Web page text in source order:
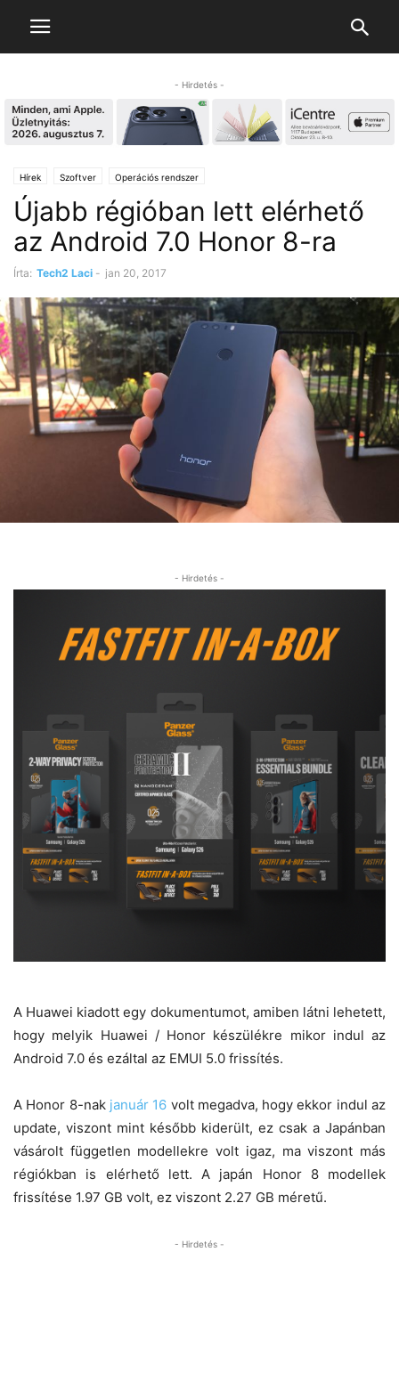
- Hirdetés -
Hírek Szoftver Operációs rendszer
Újabb régióban lett elérhető
az Android 7.0 Honor 8-ra
Írta: Tech2 Laci - jan 20, 2017
- Hirdetés -
A Huawei kiadott egy dokumentumot, amiben látni lehetett,
hogy melyik Huawei / Honor készülékre mikor indul az
Android 7.0 és ezáltal az EMUI 5.0 frissítés.
A Honor 8-nak január 16 volt megadva, hogy ekkor indul az
update, viszont mint később kiderült, ez csak a Japánban
vásárolt független modellekre volt igaz, ma viszont más
régiókban is elérhető lett. A japán Honor 8 modellek
frissítése 1.97 GB volt, ez viszont 2.27 GB méretű.
- Hirdetés -